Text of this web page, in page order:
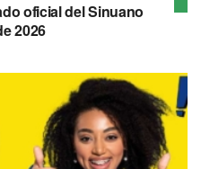
oficial del Sinuano
2026